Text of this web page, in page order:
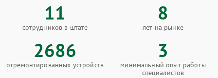
11
сотрудников в штате
8
лет на рынке
2686
отремонтированных устройств
3
минимальный опыт работы
специалистов